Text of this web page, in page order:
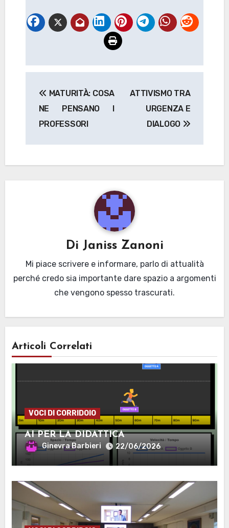
articoli
MATURITÀ: COSA
NE PENSANO I
PROFESSORI
ATTIVISMO TRA
URGENZA E
DIALOGO
Di Janiss Zanoni
Mi piace scrivere e informare, parlo di attualità
perché credo sia importante dare spazio a argomenti
che vengono spesso trascurati.
Articoli Correlati
VOCI DI CORRIDOIO
AI PER LA DIDATTICA
Ginevra Barbieri 22/06/2026